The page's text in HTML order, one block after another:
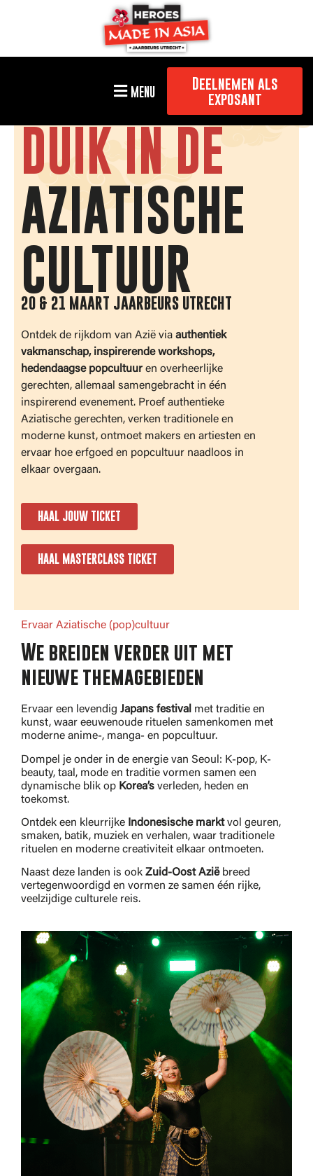
MENU
Deelnemen als
exposant
DUIK IN DE
AZIATISCHE
CULTUUR
20 & 21 MAART JAARBEURS UTRECHT
Ontdek de rijkdom van Azië via authentiek
vakmanschap, inspirerende workshops,
hedendaagse popcultuur en overheerlijke
gerechten, allemaal samengebracht in één
inspirerend evenement. Proef authentieke
Aziatische gerechten, verken traditionele en
moderne kunst, ontmoet makers en artiesten en
ervaar hoe erfgoed en popcultuur naadloos in
elkaar overgaan.
HAAL JOUW TICKET
HAAL MASTERCLASS TICKET
Ervaar Aziatische (pop)cultuur
We breiden verder uit met
nieuwe themagebieden
Ervaar een levendig Japans festival met traditie en
kunst, waar eeuwenoude rituelen samenkomen met
moderne anime-, manga- en popcultuur.
Dompel je onder in de energie van Seoul: K-pop, K-
beauty, taal, mode en traditie vormen samen een
dynamische blik op Korea’s verleden, heden en
toekomst.
Ontdek een kleurrijke Indonesische marktvol geuren,
smaken, batik, muziek en verhalen, waar traditionele
rituelen en moderne creativiteit elkaar ontmoeten.
Naast deze landen is ook Zuid-Oost Aziëbreed
vertegenwoordigd en vormen ze samen één rijke,
veelzijdige culturele reis.